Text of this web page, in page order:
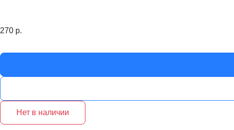
270 р.
Нет в наличии